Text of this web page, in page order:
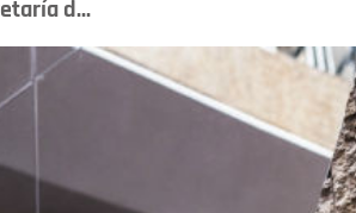
d...